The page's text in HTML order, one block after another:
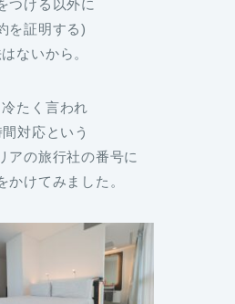
つける以外に
を証明する)
ないから。
たく言われ
対応という
アの旅行社の番号に
かけてみました。